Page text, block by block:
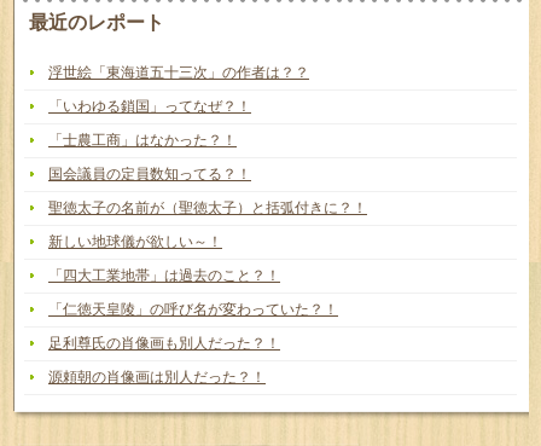
最近のレポート
浮世絵「東海道五十三次」の作者は？？
「いわゆる鎖国」ってなぜ？！
「士農工商」はなかった？！
国会議員の定員数知ってる？！
聖徳太子の名前が（聖徳太子）と括弧付きに？！
新しい地球儀が欲しい～！
「四大工業地帯」は過去のこと？！
「仁徳天皇陵」の呼び名が変わっていた？！
足利尊氏の肖像画も別人だった？！
源頼朝の肖像画は別人だった？！